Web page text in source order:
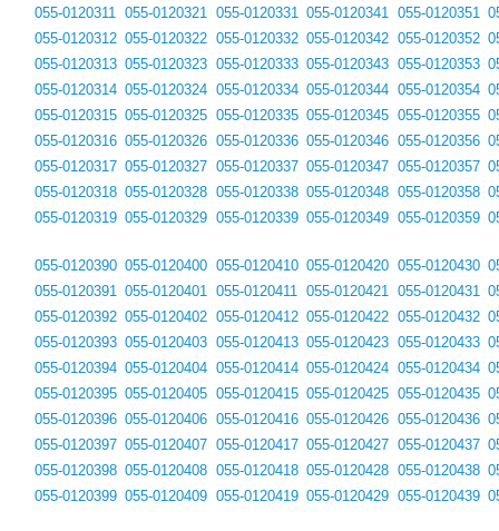
055-0120311
055-0120312
055-0120313
055-0120314
055-0120315
055-0120316
055-0120317
055-0120318
055-0120319
055-0120321
055-0120322
055-0120323
055-0120324
055-0120325
055-0120326
055-0120327
055-0120328
055-0120329
055-0120331
055-0120332
055-0120333
055-0120334
055-0120335
055-0120336
055-0120337
055-0120338
055-0120339
055-0120341
055-0120342
055-0120343
055-0120344
055-0120345
055-0120346
055-0120347
055-0120348
055-0120349
055-0120351
055-0120352
055-0120353
055-0120354
055-0120355
055-0120356
055-0120357
055-0120358
055-0120359
055-0120390
055-0120391
055-0120392
055-0120393
055-0120394
055-0120395
055-0120396
055-0120397
055-0120398
055-0120399
055-0120400
055-0120401
055-0120402
055-0120403
055-0120404
055-0120405
055-0120406
055-0120407
055-0120408
055-0120409
055-0120410
055-0120411
055-0120412
055-0120413
055-0120414
055-0120415
055-0120416
055-0120417
055-0120418
055-0120419
055-0120420
055-0120421
055-0120422
055-0120423
055-0120424
055-0120425
055-0120426
055-0120427
055-0120428
055-0120429
055-0120430
055-0120431
055-0120432
055-0120433
055-0120434
055-0120435
055-0120436
055-0120437
055-0120438
055-0120439